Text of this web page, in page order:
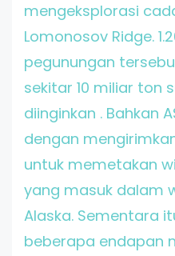
mengeksplorasi
Lomonosov Ridge.
pegunungan
sekitar 10 miliar ton
diinginkan . Bahkan
dengan
untuk memetakan
yang masuk dalam
Alaska. Sementara
beberapa endapan